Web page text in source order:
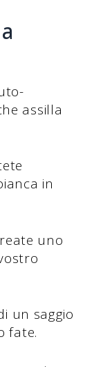
assilla
in
uno
un saggio
fate.